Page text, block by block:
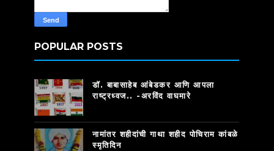
POPULAR POSTS
डॉ. बाबासाहेब आंबेडकर आणि आपला
राष्ट्रध्वज.. -अरविंद वाघमारे
नामांतर शहीदांची गाथा शहीद पोचिराम कांबळे
स्मृतिदिन